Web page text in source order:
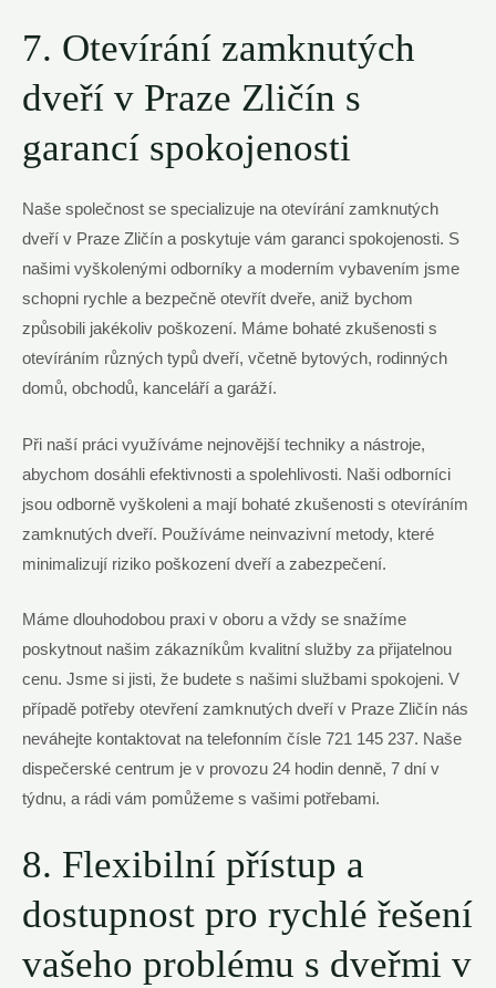
7. Otevírání zamknutých
dveří v Praze Zličín s
garancí spokojenosti
Naše společnost se specializuje na otevírání zamknutých
dveří v Praze Zličín a poskytuje vám garanci spokojenosti. S
našimi vyškolenými odborníky a moderním vybavením jsme
schopni rychle a bezpečně otevřít dveře, aniž bychom
způsobili jakékoliv poškození. Máme bohaté zkušenosti s
otevíráním různých typů dveří, včetně bytových, rodinných
domů, obchodů, kanceláří a garáží.
Při naší práci využíváme nejnovější techniky a nástroje,
abychom dosáhli efektivnosti a spolehlivosti. Naši odborníci
jsou odborně vyškoleni a mají bohaté zkušenosti s otevíráním
zamknutých dveří. Používáme neinvazivní metody, které
minimalizují riziko poškození dveří a zabezpečení.
Máme dlouhodobou praxi v oboru a vždy se snažíme
poskytnout našim zákazníkům kvalitní služby za přijatelnou
cenu. Jsme si jisti, že budete s našimi službami spokojeni. V
případě potřeby otevření zamknutých dveří v Praze Zličín nás
neváhejte kontaktovat na telefonním čísle 721 145 237. Naše
dispečerské centrum je v provozu 24 hodin denně, 7 dní v
týdnu, a rádi vám pomůžeme s vašimi potřebami.
8. Flexibilní přístup a
dostupnost pro rychlé řešení
vašeho problému s dveřmi v